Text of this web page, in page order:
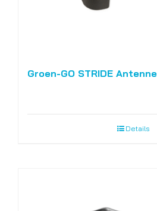
Groen-GO STRIDE Antenne
Details